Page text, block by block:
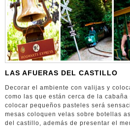
LAS AFUERAS DEL CASTILLO
Decorar el ambiente con valijas y
como las que están cerca de la cabaña
colocar pequeños pasteles será
mesas coloquen velas sobre botellas
del castillo, además de presentar el